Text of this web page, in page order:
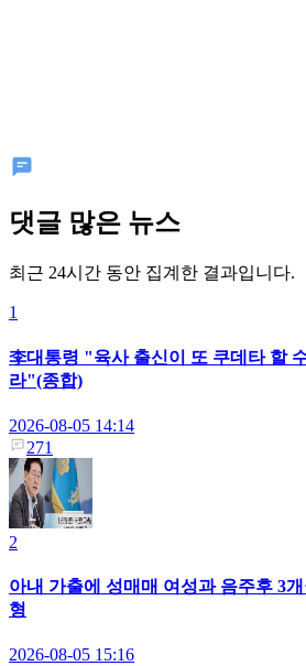
댓글 많은 뉴스
최근 24시간 동안 집계한 결과입니다.
1
李대통령 "육사 출신이 또 쿠데타 할
라"(종합)
2026-08-05 14:14
271
2
아내 가출에 성매매 여성과 음주후 3
형
2026-08-05 15:16